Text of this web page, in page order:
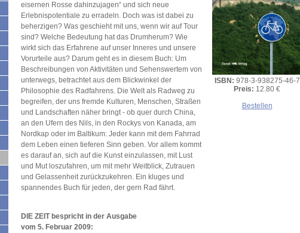
eisernen Rosse dahinzujagen“ und sich neue
Erlebnispotentiale zu erradeln. Doch was ist dabei zu
beherzigen? Was geschieht mit uns, wenn wir auf Tour
sind? Welche Bedeutung hat das Drumherum? Wie
wirkt sich das Erfahrene auf unser Inneres und unsere
Vorurteile aus? Darum geht es in diesem Buch: Um
Beschreibungen von Aktivitäten und Sehenswertem von
unterwegs, betrachtet aus dem Blickwinkel der
Philosophie des Radfahrens. Die Welt als Radweg zu
begreifen, der uns fremde Kulturen, Menschen, Straßen
und Landschaften näher bringt - ob quer durch China,
an den Ufern des Nils, in den Rockys von Kanada, am
Nordkap oder im Baltikum: Jeder kann mit dem Fahrrad
dem Leben einen tieferen Sinn geben. Vor allem kommt
es darauf an, sich auf die Kunst einzulassen, mit Lust
und Mut loszufahren, um mit mehr Weitblick, Zutrauen
und Gelassenheit zurückzukehren. Ein kluges und
spannendes Buch für jeden, der gern Rad fährt.
DIE ZEIT bespricht in der Ausgabe
vom 5. Februar 2009:
ISBN: 978-3-938275-46-7
Preis: 12.80 €
Bestellen